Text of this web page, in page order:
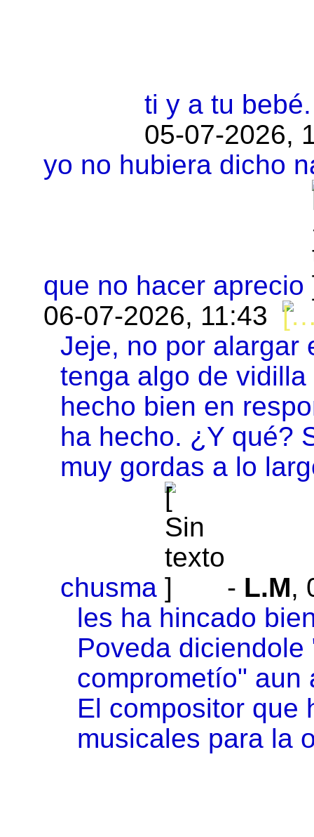
ti y a tu bebé.
05-07-2026,
yo no hubiera dicho
que no hacer aprecio
06-07-2026, 11:43
Jeje, no por alargar
tenga algo de
hecho bien en
ha hecho. ¿Y qué?
muy gordas a lo
chusma - L.M,
les ha hincado
Poveda
comprometío" aun
El compositor que
musicales para la